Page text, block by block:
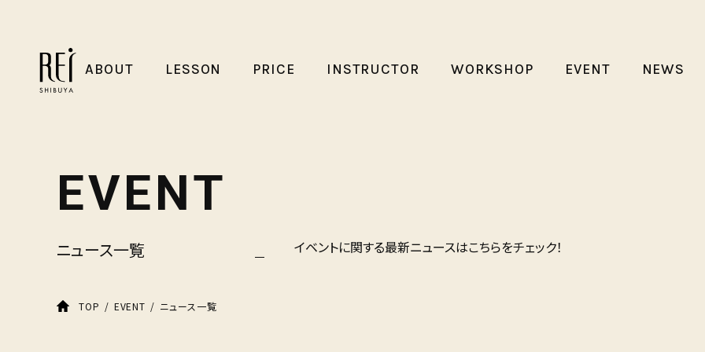
ABOUT LESSON PRICE INSTRUCTOR WORKSHOP EVENT NEWS
EVENT
ニュース一覧 イベントに関する最新ニュースはこちらをチェック！
TOP EVENT ニュース一覧